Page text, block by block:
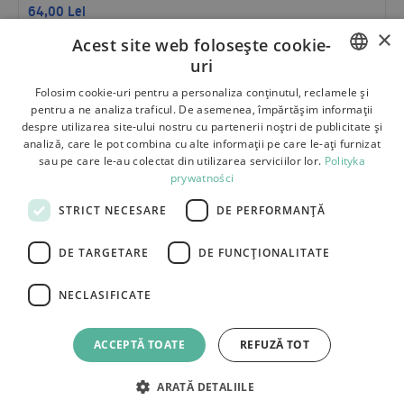
64,00 Lei
HAMAC 480142B GALBEN
POLISH
BULGARIAN
CZECH
SPANISH
ROMANIAN
SLOVAK
×
Acest site web folosește cookie-
uri
Folosim cookie-uri pentru a personaliza conținutul, reclamele și
pentru a ne analiza traficul. De asemenea, împărtășim informații
despre utilizarea site-ului nostru cu partenerii noștri de publicitate și
analiză, care le pot combina cu alte informații pe care le-ați furnizat
sau pe care le-au colectat din utilizarea serviciilor lor. Polityka
prywatności
STRICT NECESARE DE PERFORMANȚĂ
DE TARGETARE DE FUNCŢIONALITATE
NECLASIFICATE
ACCEPTĂ TOATE REFUZĂ TOT
ARATĂ DETALIILE